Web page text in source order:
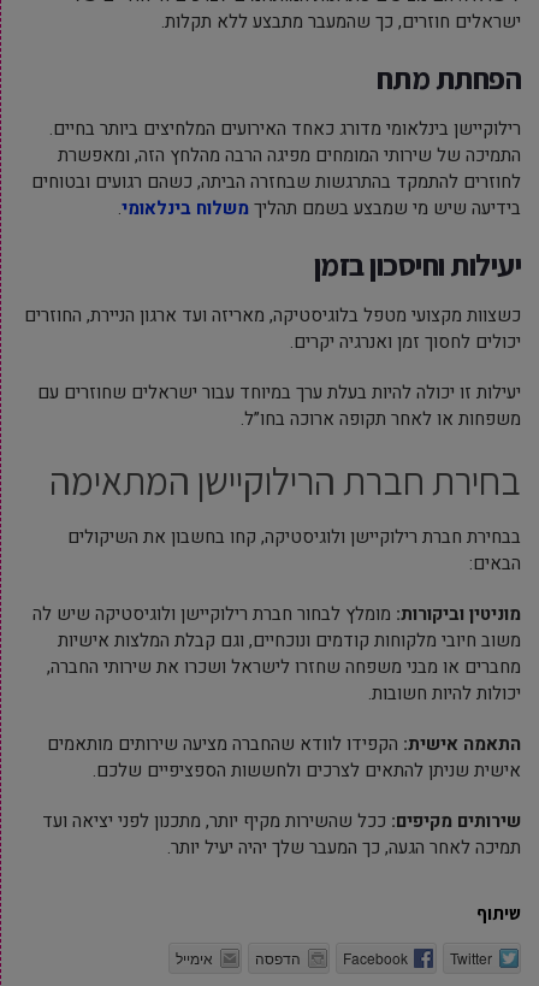
ישראלים חוזרים, כך שהמעבר מתבצע ללא תקלות.
הפחתת מתח
רילוקיישן בינלאומי מדורג כאחד האירועים המלחיצים ביותר בחיים.
התמיכה של שירותי המומחים מפיגה הרבה מהלחץ הזה, ומאפשרת
לחוזרים להתמקד בהתרגשות שבחזרה הביתה, כשהם רגועים ובטוחים
בידיעה שיש מי שמבצע בשמם תהליךמשלוח בינלאומי.
יעילות וחיסכון בזמן
כשצוות מקצועי מטפל בלוגיסטיקה, מאריזה ועד ארגון הניירת, החוזרים
יכולים לחסוך זמן ואנרגיה יקרים.
יעילות זו יכולה להיות בעלת ערך במיוחד עבור ישראלים שחוזרים עם
משפחות או לאחר תקופה ארוכה בחו”ל.
בחירת חברת הרילוקיישן המתאימה
בבחירת חברת רילוקיישן ולוגיסטיקה, קחו בחשבון את השיקולים
הבאים:
מוניטין וביקורות: מומלץ לבחור חברת רילוקיישן ולוגיסטיקה שיש לה
משוב חיובי מלקוחות קודמים ונוכחיים, וגם קבלת המלצות אישיות
מחברים או מבני משפחה שחזרו לישראל ושכרו את שירותי החברה,
יכולות להיות חשובות.
התאמה אישית: הקפידו לוודא שהחברה מציעה שירותים מותאמים
אישית שניתן להתאים לצרכים ולחששות הספציפיים שלכם.
שירותים מקיפים: ככל שהשירות מקיף יותר, מתכנון לפני יציאה ועד
תמיכה לאחר הגעה, כך המעבר שלך יהיה יעיל יותר.
שיתוף
Twitter
Facebook הדפסה אימייל